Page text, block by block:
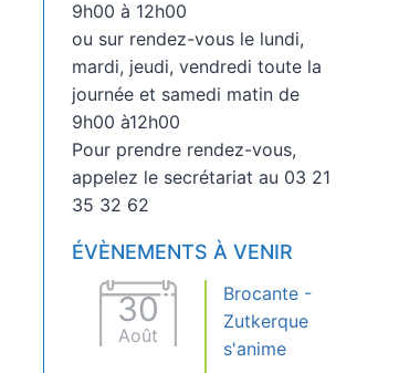
9h00 à 12h00
ou sur rendez-vous le lundi,
mardi, jeudi, vendredi toute la
journée et samedi matin de
9h00 à12h00
Pour prendre rendez-vous,
appelez le secrétariat au 03 21
35 32 62
ÉVÈNEMENTS À VENIR
30
Août
Brocante -
Zutkerque
s'anime